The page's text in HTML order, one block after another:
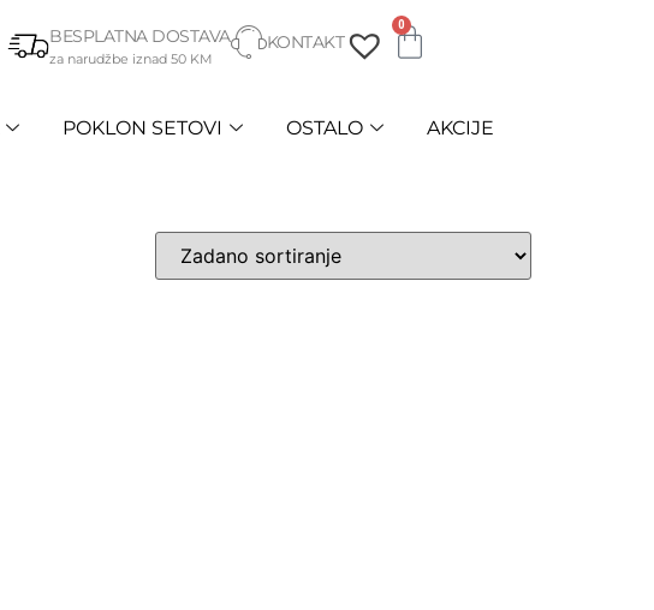
BESPLATNA DOSTAVA
za narudžbe iznad 50 KM
KONTAKT
0
POKLON SETOVI OSTALO
AKCIJE